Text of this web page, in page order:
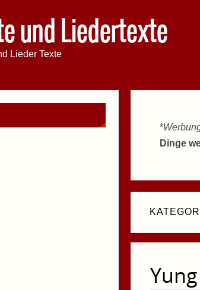
und Liedertexte
Lieder Texte
*
Dinge